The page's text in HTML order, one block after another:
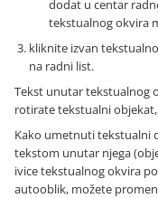
dodat u centar
tekstualnog okvira
kliknite izvan
na radni list.
Tekst unutar tekstualnog
rotirate tekstualni
Kako umetnuti tekstualni
tekstom unutar njega
ivice tekstualnog okvira
autooblik, možete